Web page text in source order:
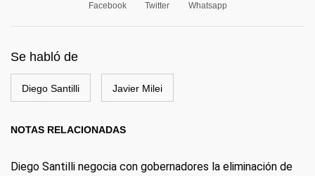
Facebook Twitter Whatsapp
Se habló de
Diego Santilli Javier Milei
NOTAS RELACIONADAS
Diego Santilli negocia con gobernadores la eliminación de